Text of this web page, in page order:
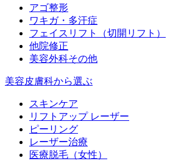
アゴ整形
ワキガ・多汗症
フェイスリフト（切開リフト）
他院修正
美容外科その他
美容皮膚科から選ぶ
スキンケア
リフトアップ レーザー
ピーリング
レーザー治療
医療脱毛（女性）